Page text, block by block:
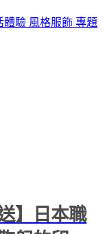
體驗 風格服飾 專題
】日本職